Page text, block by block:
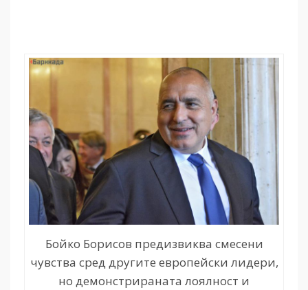
Бойко Борисов предизвиква смесени
чувства сред другите европейски лидери,
но демонстрираната лоялност и